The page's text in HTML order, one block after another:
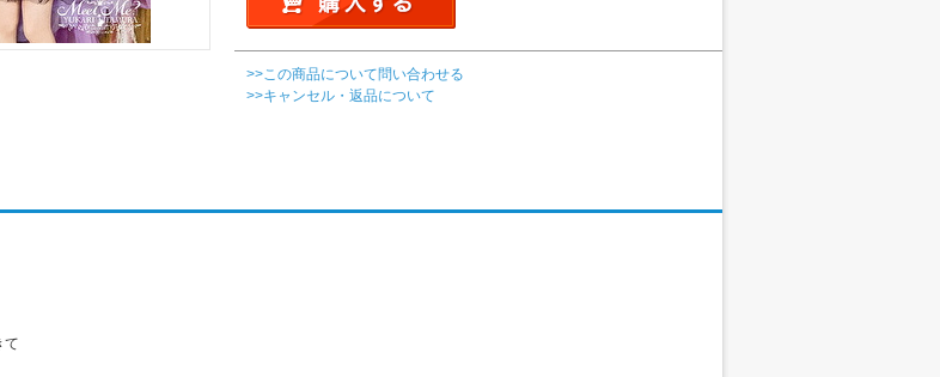
>>この商品について問い合わせる
>>キャンセル・返品について
て